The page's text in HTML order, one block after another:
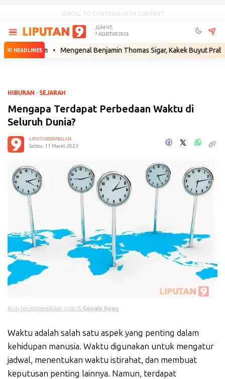
SCROLL TO CONTINUE WITH CONTENT
JUM'AT,
7 AGUSTUS 2026
HEADLINES
• Mengenal Benjamin Thomas Sigar, Kakek Buyut Prabowo dari
HIBURAN › SEJARAH
Mengapa Terdapat Perbedaan Waktu di
Seluruh Dunia?
LIPUTANSEMBILAN
Sabtu, 11 Maret 2023
Ikuti liputansembilan.com di Google News
Waktu adalah salah satu aspek yang penting dalam
kehidupan manusia. Waktu digunakan untuk mengatur
jadwal, menentukan waktu istirahat, dan membuat
keputusan penting lainnya. Namun, terdapat